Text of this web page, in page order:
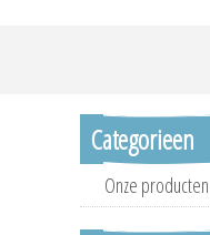
Categorieen
Onze producten